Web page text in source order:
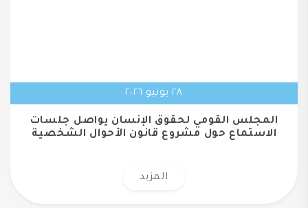
٢٨ يونيو ٢٠٢٦
المجلس القومي لحقوق الإنسان يواصل جلسات
الاستماع حول مشروع قانون الأحوال الشخصية
المزيد